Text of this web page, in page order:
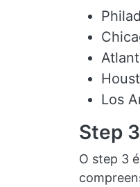
Los
Step 3
O step 3